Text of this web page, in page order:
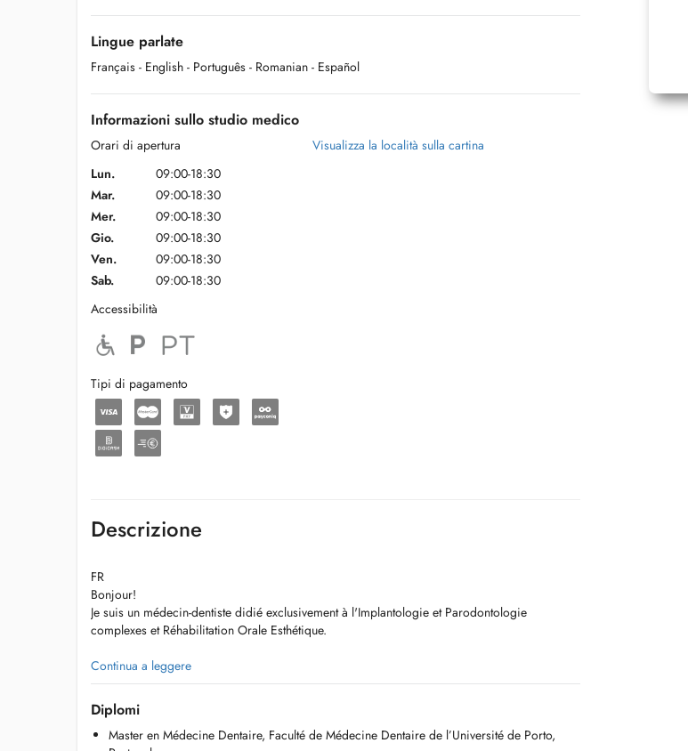
Lingue parlate
Français - English - Português - Romanian - Español
Informazioni sullo studio medico
Orari di apertura
Lun.
09:00-18:30
Mar.
09:00-18:30
Mer.
09:00-18:30
Gio.
09:00-18:30
Ven.
09:00-18:30
Sab.
09:00-18:30
Accessibilità
Tipi di pagamento
Visualizza la località sulla cartina
Descrizione
FR
Bonjour!
Je suis un médecin-dentiste didié exclusivement à l'Implantologie et Parodontologie
complexes et Réhabilitation Orale Esthétique.
Dans le but de fournir un traitement de haute qualité à mes patients, j'ai toujours essayé, au
fil des ans, de suivre l'évolution des techniques et des technologies liées à mes domaines
d'intervention.
La Médecine Dentaire évolue constamment vers des traitements de plus en plus conservateurs
Continua a leggere
Diplomi
Master en Médecine Dentaire, Faculté de Médecine Dentaire de l’Université de Porto,